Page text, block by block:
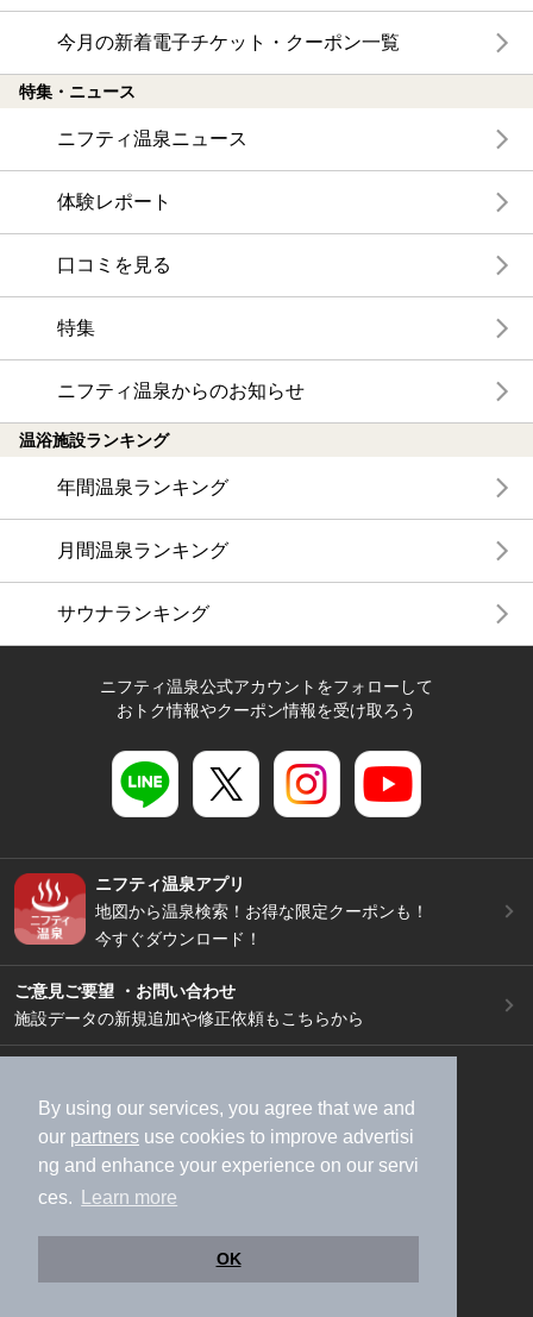
By using our services, you agree that we and
our partners use cookies to improve advertisi
ng and enhance your experience on our servi
ces.
Learn more
OK
今月の新着電子チケット・クーポン一覧
特集・ニュース
ニフティ温泉ニュース
体験レポート
口コミを見る
特集
ニフティ温泉からのお知らせ
温浴施設ランキング
年間温泉ランキング
月間温泉ランキング
サウナランキング
ニフティ温泉公式アカウントをフォローして
おトク情報やクーポン情報を受け取ろう
ニフティ温泉アプリ
地図から温泉検索！お得な限定クーポンも！
今すぐダウンロード！
ご意見ご要望 ・お問い合わせ
施設データの新規追加や修正依頼もこちらから
加盟店募集（資料請求）
広告出稿のご案内
利用規約
ライフスタイルMEMBERS+規約
特定商取引法に基づく表記
ヘルプ
採用情報
運営会社